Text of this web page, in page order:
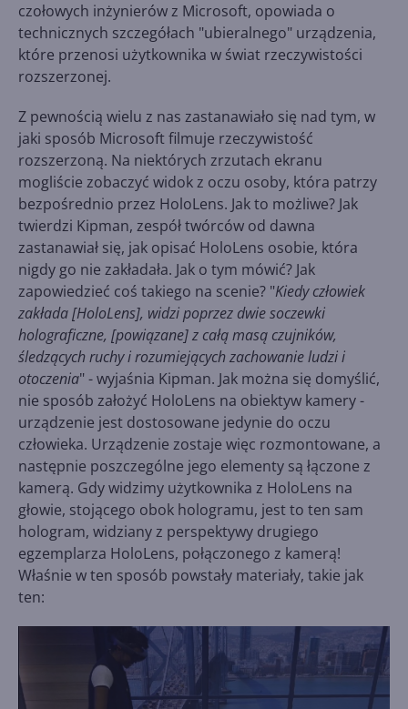
czołowych inżynierów z Microsoft, opowiada o
technicznych szczegółach "ubieralnego" urządzenia,
które przenosi użytkownika w świat rzeczywistości
rozszerzonej.
Z pewnością wielu z nas zastanawiało się nad tym, w
jaki sposób Microsoft filmuje rzeczywistość
rozszerzoną. Na niektórych zrzutach ekranu
mogliście zobaczyć widok z oczu osoby, która patrzy
bezpośrednio przez HoloLens. Jak to możliwe? Jak
twierdzi Kipman, zespół twórców od dawna
zastanawiał się, jak opisać HoloLens osobie, która
nigdy go nie zakładała. Jak o tym mówić? Jak
zapowiedzieć coś takiego na scenie? "Kiedy człowiek
zakłada [HoloLens], widzi poprzez dwie soczewki
holograficzne, [powiązane] z całą masą czujników,
śledzących ruchy i rozumiejących zachowanie ludzi i
otoczenia" - wyjaśnia Kipman. Jak można się domyślić,
nie sposób założyć HoloLens na obiektyw kamery -
urządzenie jest dostosowane jedynie do oczu
człowieka. Urządzenie zostaje więc rozmontowane, a
następnie poszczególne jego elementy są łączone z
kamerą. Gdy widzimy użytkownika z HoloLens na
głowie, stojącego obok hologramu, jest to ten sam
hologram, widziany z perspektywy drugiego
egzemplarza HoloLens, połączonego z kamerą!
Właśnie w ten sposób powstały materiały, takie jak
ten: